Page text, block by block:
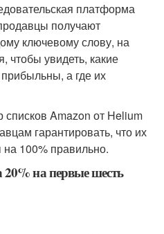
платформа
получают
ключевому слову, на
чтобы увидеть, какие
а где их
Amazon от Helium
гарантировать, что их
100% правильно.
на первые шесть